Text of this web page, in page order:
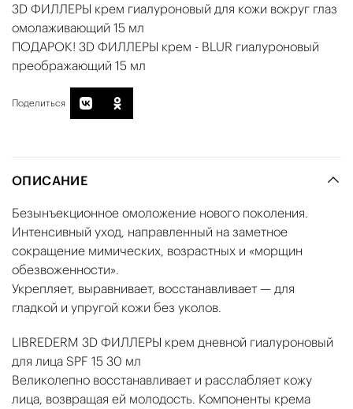
3D ФИЛЛЕРЫ крем гиалуроновый для кожи вокруг глаз
омолаживающий 15 мл
ПОДАРОК! 3D ФИЛЛЕРЫ крем - BLUR гиалуроновый
преображающий 15 мл
Поделиться
ОПИСАНИЕ
Безынъекционное омоложение нового поколения.
Интенсивный уход, направленный на заметное
сокращение мимических, возрастных и «морщин
обезвоженности».
Укрепляет, выравнивает, восстанавливает — для
гладкой и упругой кожи без уколов.
LIBREDERM 3D ФИЛЛЕРЫ крем дневной гиалуроновый
для лица SPF 15 30 мл
Великолепно восстанавливает и расслабляет кожу
лица, возвращая ей молодость. Компоненты крема